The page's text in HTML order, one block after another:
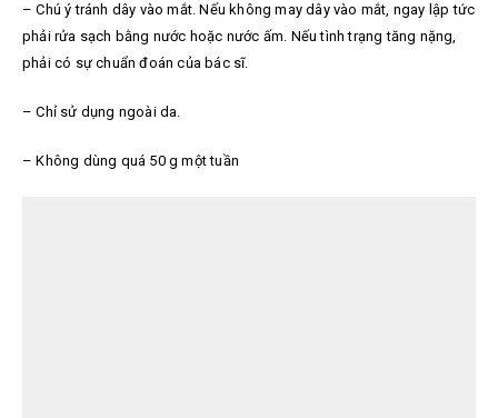
– Chú ý tránh dây vào mắt. Nếu không may dây vào mắt, ngay lập tức
phải rửa sạch bằng nước hoặc nước ấm. Nếu tình trạng tăng nặng,
phải có sự chuẩn đoán của bác sĩ.
– Chỉ sử dụng ngoài da.
– Không dùng quá 50 g một tuần